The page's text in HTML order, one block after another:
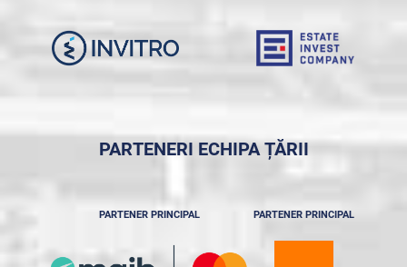
PARTENERI ECHIPA ȚĂRII
PARTENER PRINCIPAL PARTENER PRINCIPAL